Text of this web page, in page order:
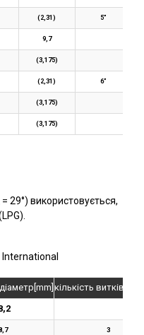
(2,31) 5”
9,7
(3,175)
(2,31) 6”
(3,175)
(3,175)
29°) використовується,
кількість витків на
3